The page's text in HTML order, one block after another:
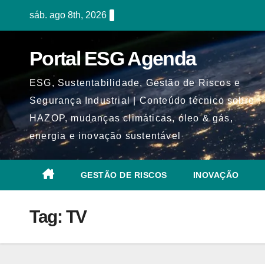
sáb. ago 8th, 2026
Portal ESG Agenda
ESG, Sustentabilidade, Gestão de Riscos e
Segurança Industrial | Conteúdo técnico sobre
HAZOP, mudanças climáticas, óleo & gás,
energia e inovação sustentável
GESTÃO DE RISCOS INOVAÇÃO
Tag: TV